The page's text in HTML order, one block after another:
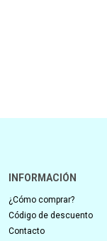
INFORMACIÓN
¿Cómo comprar?
Código de descuento
Contacto